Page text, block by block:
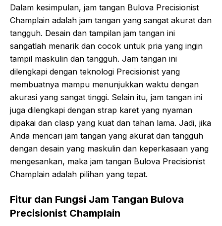
Dalam kesimpulan, jam tangan Bulova Precisionist
Champlain adalah jam tangan yang sangat akurat dan
tangguh. Desain dan tampilan jam tangan ini
sangatlah menarik dan cocok untuk pria yang ingin
tampil maskulin dan tangguh. Jam tangan ini
dilengkapi dengan teknologi Precisionist yang
membuatnya mampu menunjukkan waktu dengan
akurasi yang sangat tinggi. Selain itu, jam tangan ini
juga dilengkapi dengan strap karet yang nyaman
dipakai dan clasp yang kuat dan tahan lama. Jadi, jika
Anda mencari jam tangan yang akurat dan tangguh
dengan desain yang maskulin dan keperkasaan yang
mengesankan, maka jam tangan Bulova Precisionist
Champlain adalah pilihan yang tepat.
Fitur dan Fungsi Jam Tangan Bulova
Precisionist Champlain